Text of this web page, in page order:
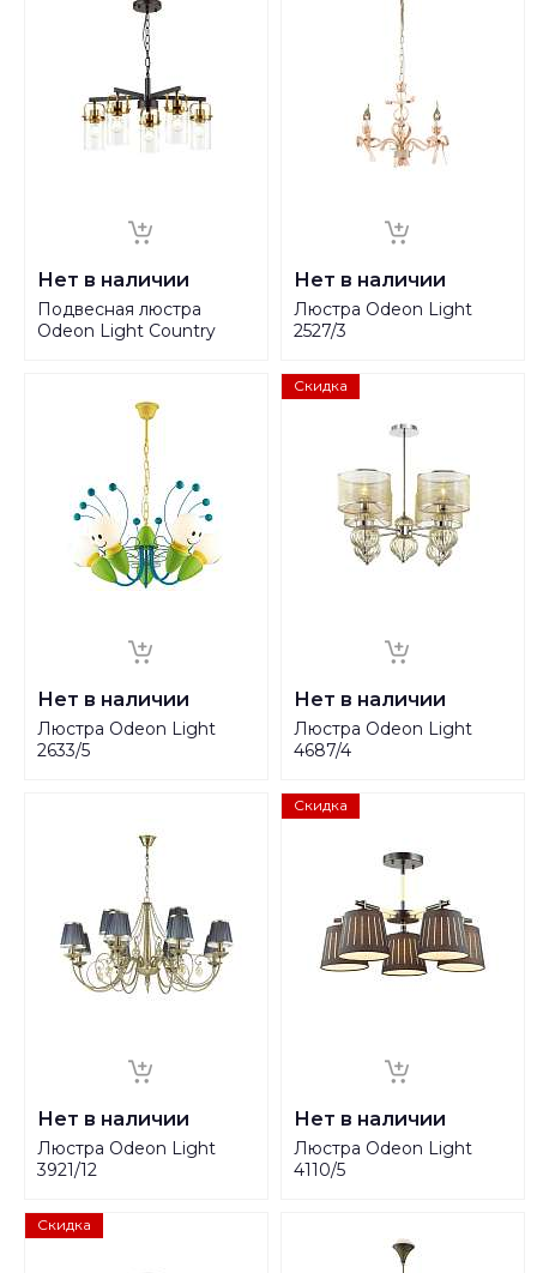
Нет в наличии
Подвесная люстра
Odeon Light Country
Нет в наличии
Люстра Odeon Light
2527/3
Нет в наличии
Люстра Odeon Light
2633/5
Скидка
Нет в наличии
Люстра Odeon Light
4687/4
Нет в наличии
Люстра Odeon Light
3921/12
Скидка
Нет в наличии
Люстра Odeon Light
4110/5
Скидка